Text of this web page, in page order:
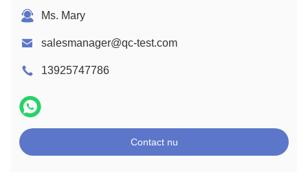
Ms. Mary
salesmanager@qc-test.com
13925747786
Contact nu